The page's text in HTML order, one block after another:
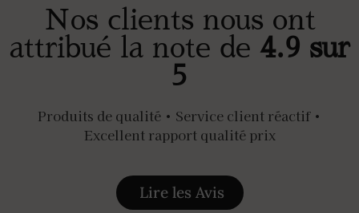
Nos clients nous ont
attribué la note de 4.9 sur
5
Produits de qualité • Service client réactif •
Excellent rapport qualité prix
Lire les Avis